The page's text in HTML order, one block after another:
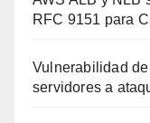
RFC 9151 para
Vulnerabilidad
servidores a